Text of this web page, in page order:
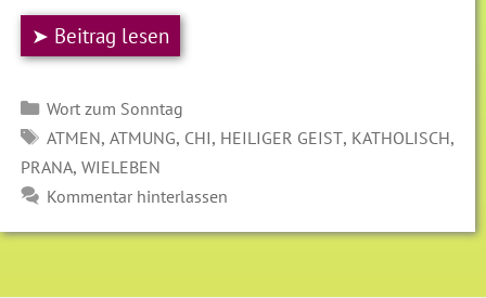
➤ Beitrag lesen
Kategorien
Wort zum Sonntag
SCHLAGWÖRTER
ATMEN, ATMUNG, CHI, HEILIGER GEIST, KATHOLISCH,
PRANA,WIELEBEN
Kommentar hinterlassen